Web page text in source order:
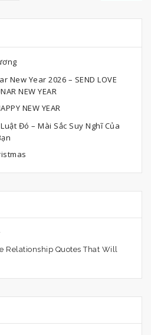
New Year 2026 – SEND LOVE
NEW YEAR
NEW YEAR
Đó – Mài Sắc Suy Nghĩ Của
Relationship Quotes That Will